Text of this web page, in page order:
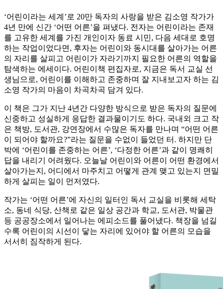
‘어린이라는 세계’로 20만 독자의 사랑을 받은 김소영 작가가
4년 만에 신간 ‘어떤 어른’을 펴냈다. 전자는 어린이라는 존재
를 고유한 세계를 가진 개인이자 동료 시민, 다음 세대로 호명
하는 작업이었다면, 후자는 어린이와 동시대를 살아가는 어른
의 자리를 살피고 어린이가 자라기까지 필요한 어른의 역할을
탐색하는 에세이다. 어린이책 편집자로, 지금은 독서 교실 선
생님으로, 어린이를 이해하고 존중하며 잘 지내보고자 하는 김
소영 작가의 마음이 차곡차곡 담겨 있다.
이 책은 그가 지난 4년간 다양한 방식으로 받은 독자의 질문에
신중하고 성실하게 응답한 결과물이기도 하다. 국내외 크고 작
은 책방, 도서관, 강연장에서 수많은 독자를 만나며 “어떤 어른
이 되어야 할까요?”라는 질문을 수없이 들었던 터. 하지만 단
박에 ‘어린이를 존중하는 어른’, ‘다정한 어른’과 같이 명쾌히
답을 내리기 어려웠다. 오늘날 어린이와 어른이 어떤 환경에서
살아가는지, 어디에서 마주치고 어떻게 관계 맺고 있는지 면밀
하게 살피는 일이 먼저였다.
작가는 ‘어떤 어른’에 자신의 일터인 독서 교실을 비롯해 세탁
소, 동네 식당, 산책로 같은 일상 공간과 학교, 도서관, 박물관
등 공공장소에서 일어나는 에피소드를 풀어냈다. 책장을 넘길
수록 어린이의 시선이 닿는 자리에 있어야 할 어른의 모습을
서서히 짐작하게 된다.